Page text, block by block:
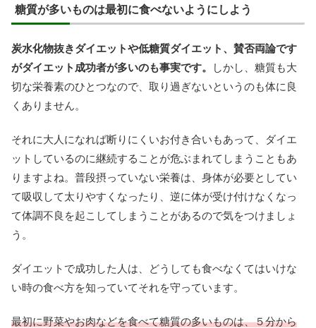
糖質が多いものは最初に食べないようにしよう
炭水化物抜きダイエットや低糖質ダイエット、賛否両論です
がダイエット成功者が多いのも事実です。
しかし、糖質も大
切な栄養素のひとつなので、取り過ぎないというのも体に良
くありません。
それに大人になれば断りにくいお付き合いもあって、ダイエ
ットしているのに継続することが危ぶまれてしまうこともあ
りますよね。普段摂っていない栄養は、身体が必要としてい
て吸収して太りやすくなったり、逆に体が受け付けなくなっ
て体調不良を起こしてしまうことがあるので気をつけましょ
う。
ダイエットで成功した人は、どうしても食べなくてはいけな
い時の食べ方を知っていてそれを守っています。
最初に野菜やお肉などを食べて糖質の多いものは、５分から